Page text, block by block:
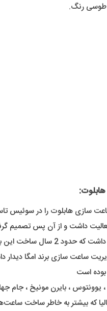
طوسی رنگ.
این بندها زمان برد .
است
بوده است . این برند در سراسر جهان نشان قدرت و جذابیت را به